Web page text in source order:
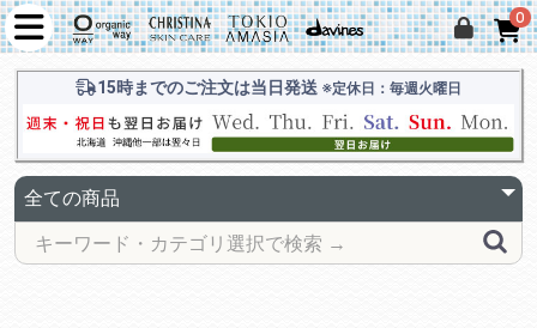
0
15時までのご注文は当日発送 ※定休日：毎週火曜日